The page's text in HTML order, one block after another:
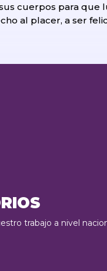
cuerpos para que
al placer, a ser
trabajo a nivel